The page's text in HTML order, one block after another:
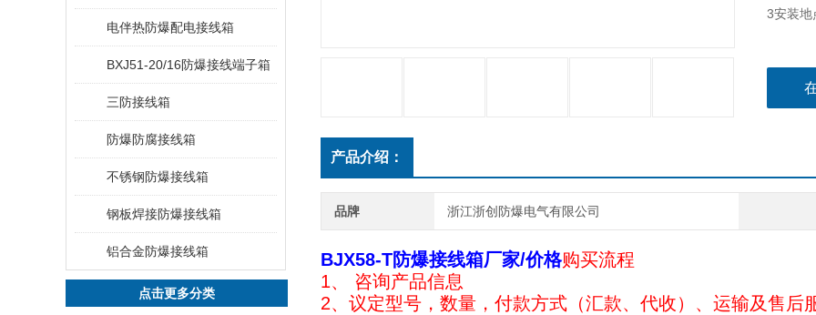
电伴热防爆配电接线箱
BXJ51-20/16防爆接线端子箱
三防接线箱
防爆防腐接线箱
不锈钢防爆接线箱
钢板焊接防爆接线箱
铝合金防爆接线箱
点击更多分类
3安装
产品介绍：
品牌 浙江浙创防爆电气有限公司
BJX58-T防爆接线箱厂家/价格购买流程
1、 咨询产品信息
2、议定型号，数量，付款方式（汇款、代收）、运输及售后